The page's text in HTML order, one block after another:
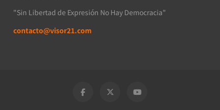
"Sin Libertad de Expresión No Hay Democracia"
contacto@visor21.com